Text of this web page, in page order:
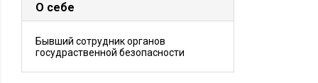
О себе
Бывший сотрудник органов
госудраственной безопасности